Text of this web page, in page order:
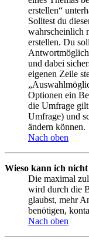
erstellen“
Solltest du
wahrscheinlich
erstellen. Du
und dabei
eigenen Zeile
Optionen ein
die Umfrage
Umfrage) und
ändern können.
Nach oben
Wieso kann ich
Die maximal
wird durch die
glaubst, mehr
benötigen,
Nach oben